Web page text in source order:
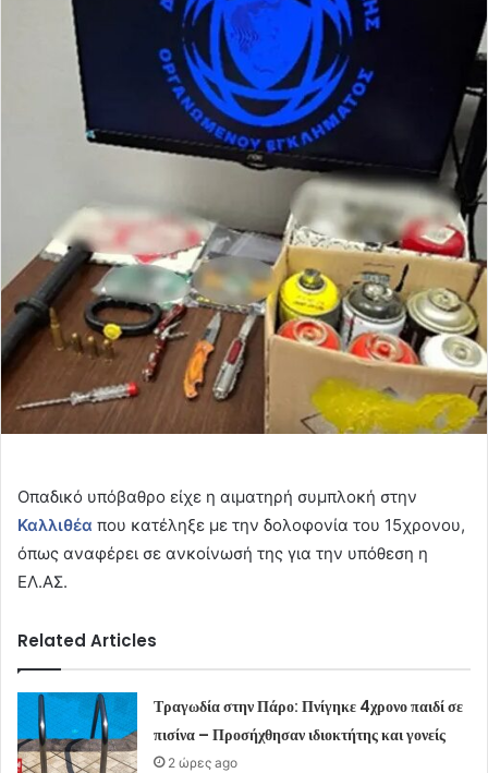
Οπαδικό υπόβαθρο είχε η αιματηρή συμπλοκή στην
Καλλιθέα που κατέληξε με την δολοφονία του 15χρονου,
όπως αναφέρει σε ανκοίνωσή της για την υπόθεση η
ΕΛ.ΑΣ.
Related Articles
Τραγωδία στην Πάρο: Πνίγηκε 4χρονο παιδί σε
πισίνα – Προσήχθησαν ιδιοκτήτης και γονείς
2 ώρες ago